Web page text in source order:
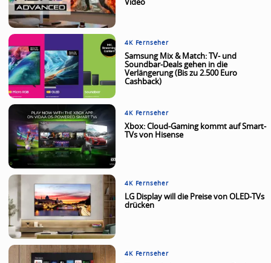
Video
4K Fernseher
Samsung Mix & Match: TV- und
Soundbar-Deals gehen in die
Verlängerung (Bis zu 2.500 Euro
Cashback)
4K Fernseher
Xbox: Cloud-Gaming kommt auf Smart-
TVs von Hisense
4K Fernseher
LG Display will die Preise von OLED-TVs
drücken
4K Fernseher